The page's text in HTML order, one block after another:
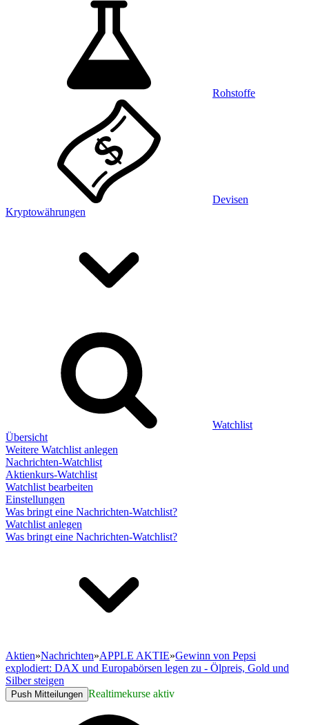
Rohstoffe
Devisen
Kryptowährungen
Watchlist
Übersicht
Weitere Watchlist anlegen
Nachrichten-Watchlist
Aktienkurs-Watchlist
Watchlist bearbeiten
Einstellungen
Was bringt eine Nachrichten-Watchlist?
Watchlist anlegen
Was bringt eine Nachrichten-Watchlist?
Aktien»Nachrichten»APPLE AKTIE»Gewinn von Pepsi
explodiert: DAX und Europabörsen legen zu - Ölpreis, Gold und
Silber steigen
Push Mitteilungen Realtimekurse aktiv